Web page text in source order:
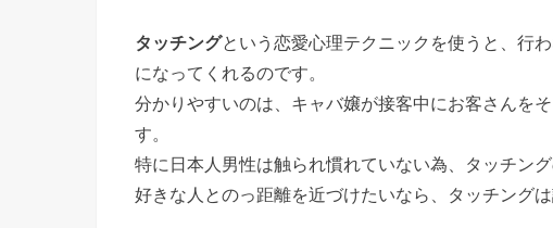
タッチングという恋愛心理テクニックを使うと、行
になってくれるのです。
分かりやすいのは、キャバ嬢が接客中にお客さんを
す。
特に日本人男性は触られ慣れていない為、タッチン
好きな人とのっ距離を近づけたいなら、タッチング